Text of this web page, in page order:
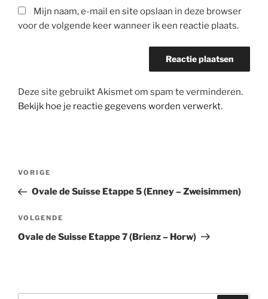
Mijn naam, e-mail en site opslaan in deze browser
voor de volgende keer wanneer ik een reactie plaats.
Deze site gebruikt Akismet om spam te verminderen.
Bekijk hoe je reactie gegevens worden verwerkt.
Bericht
Vorig
bericht
VORIGE
Ovale de Suisse Etappe 5 (Enney – Zweisimmen)
Volgend
bericht
VOLGENDE
Ovale de Suisse Etappe 7 (Brienz – Horw)